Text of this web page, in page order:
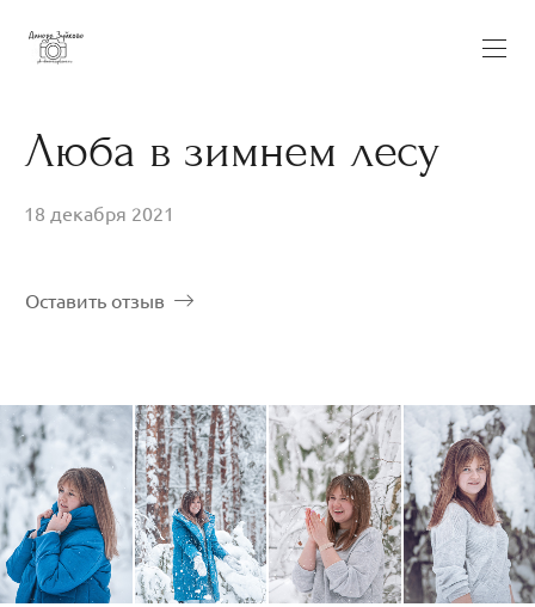
Люба в зимнем лесу
18 декабря 2021
Оставить отзыв